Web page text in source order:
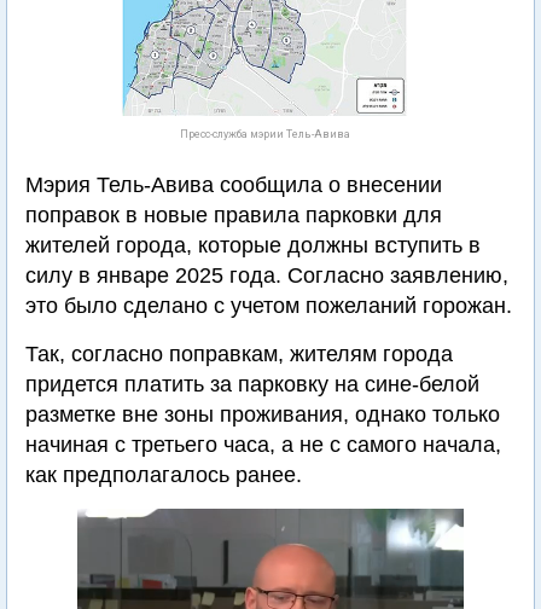
Пресс-служба мэрии Тель-Авива
Мэрия Тель-Авива сообщила о внесении
поправок в новые правила парковки для
жителей города, которые должны вступить в
силу в январе 2025 года. Согласно заявлению,
это было сделано с учетом пожеланий горожан.
Так, согласно поправкам, жителям города
придется платить за парковку на сине-белой
разметке вне зоны проживания, однако только
начиная с третьего часа, а не с самого начала,
как предполагалось ранее.